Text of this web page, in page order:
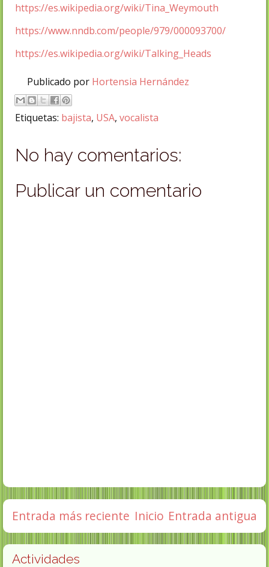
https://es.wikipedia.org/wiki/Tina_Weymouth
https://www.nndb.com/people/979/000093700/
https://es.wikipedia.org/wiki/Talking_Heads
Publicado por Hortensia Hernández
Etiquetas: bajista, USA, vocalista
No hay comentarios:
Publicar un comentario
Entrada más reciente Entrada antigua
Inicio
Actividades